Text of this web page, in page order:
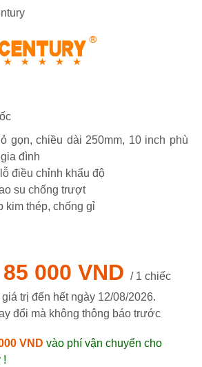
đình
lỗ điều chỉnh khẩu độ
su chống trượt
kim thép, chống gỉ
85 000 VND / 1 chiếc
trị đến hết ngày 12/08/2026.
đổi mà không thông báo trước
VND vào phí vận chuyển cho
!